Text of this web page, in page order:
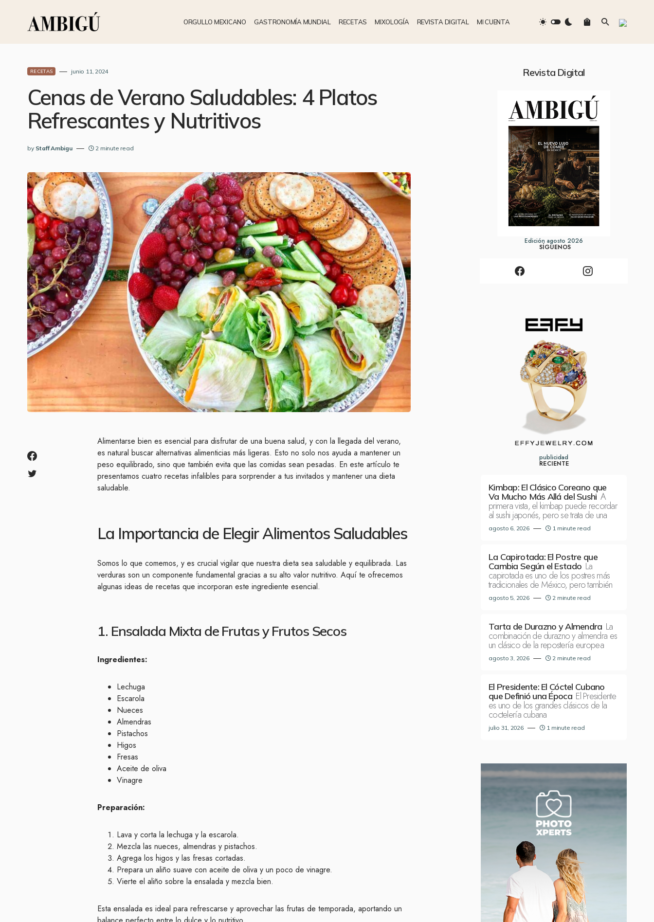
ORGULLO MEXICANO GASTRONOMÍA MUNDIAL RECETAS MIXOLOGÍA REVISTA DIGITAL MI CUENTA
RECETAS junio 11, 2024
Cenas de Verano Saludables: 4 Platos
Refrescantes y Nutritivos
by Staff Ambigu 2 minute read
Alimentarse bien es esencial para disfrutar de una buena salud, y con la llegada del verano,
es natural buscar alternativas alimenticias más ligeras. Esto no solo nos ayuda a mantener un
peso equilibrado, sino que también evita que las comidas sean pesadas. En este artículo te
presentamos cuatro recetas infalibles para sorprender a tus invitados y mantener una dieta
saludable.
La Importancia de Elegir Alimentos Saludables
Somos lo que comemos, y es crucial vigilar que nuestra dieta sea saludable y equilibrada. Las
verduras son un componente fundamental gracias a su alto valor nutritivo. Aquí te ofrecemos
algunas ideas de recetas que incorporan este ingrediente esencial.
1. Ensalada Mixta de Frutas y Frutos Secos
Ingredientes:
Lechuga
Escarola
Nueces
Almendras
Pistachos
Higos
Fresas
Aceite de oliva
Vinagre
Preparación:
Lava y corta la lechuga y la escarola.
Mezcla las nueces, almendras y pistachos.
Agrega los higos y las fresas cortadas.
Prepara un aliño suave con aceite de oliva y un poco de vinagre.
Vierte el aliño sobre la ensalada y mezcla bien.
Esta ensalada es ideal para refrescarse y aprovechar las frutas de temporada, aportando un
Revista Digital
Edición agosto 2026
SÍGUENOS
publicidad
RECIENTE
Kimbap: El Clásico Coreano que
Va Mucho Más Allá del Sushi A
primera vista, el kimbap puede recordar
al sushi japonés, pero se trata de una
agosto 6, 2026 1 minute read
La Capirotada: El Postre que
Cambia Según el Estado La
capirotada es uno de los postres más
tradicionales de México, pero también
agosto 5, 2026 2 minute read
Tarta de Durazno y Almendra La
combinación de durazno y almendra es
un clásico de la repostería europea
agosto 3, 2026 2 minute read
El Presidente: El Cóctel Cubano
que Definió una Época El Presidente
es uno de los grandes clásicos de la
coctelería cubana
julio 31, 2026 1 minute read